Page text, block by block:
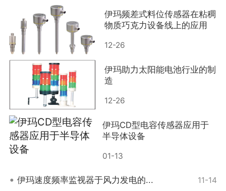
伊玛频差式料位传感器在粘稠
物质巧克力设备线上的应用
12-26
伊玛助力太阳能电池行业的制
造
12-26
伊玛CD型电容传感器应用于
半导体设备
01-13
• 伊玛速度频率监视器于风力发电的... 11-14